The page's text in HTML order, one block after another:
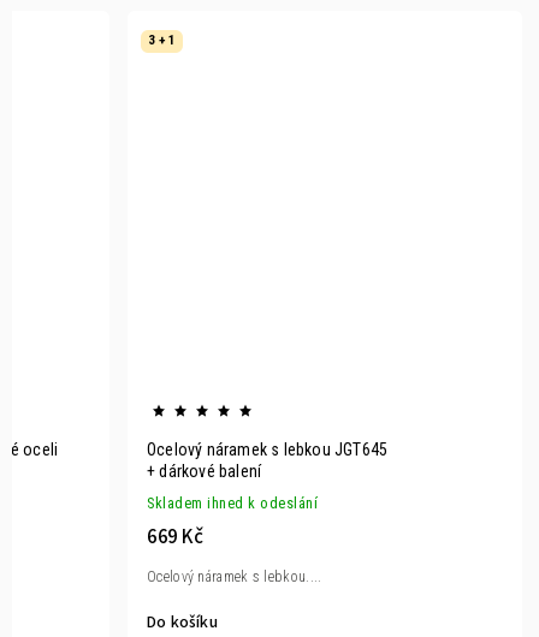
oceli
3 + 1
Ocelový náramek s lebkou JGT645
+ dárkové balení
Skladem ihned k odeslání
669 Kč
Do košíku
Ocelový náramek s lebkou....